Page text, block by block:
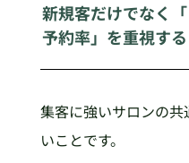
新規客だけでなく
予約率」を重視する
集客に強いサロンの
いことです。